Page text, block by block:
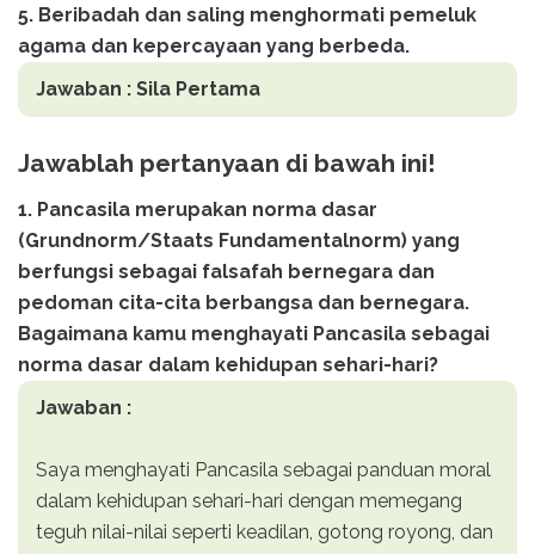
5. Beribadah dan saling menghormati pemeluk
agama dan kepercayaan yang berbeda.
Jawaban : Sila Pertama
Jawablah pertanyaan di bawah ini!
1. Pancasila merupakan norma dasar
(Grundnorm/Staats Fundamentalnorm) yang
berfungsi sebagai falsafah bernegara dan
pedoman cita-cita berbangsa dan bernegara.
Bagaimana kamu menghayati Pancasila sebagai
norma dasar dalam kehidupan sehari-hari?
Jawaban :
Saya menghayati Pancasila sebagai panduan moral
dalam kehidupan sehari-hari dengan memegang
teguh nilai-nilai seperti keadilan, gotong royong, dan